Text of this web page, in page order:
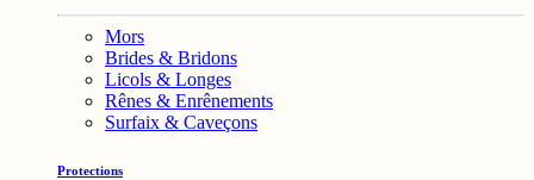
Mors
Brides & Bridons
Licols & Longes
Rênes & Enrênements
Surfaix & Caveçons
Protections